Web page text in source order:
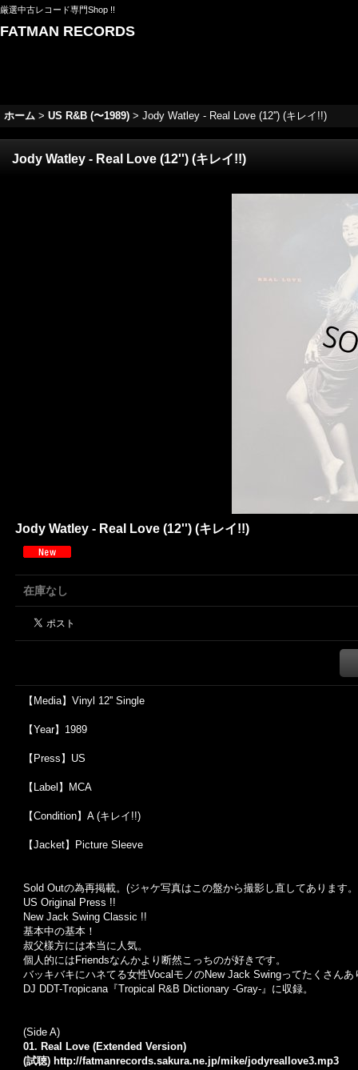
厳選中古レコード専門Shop !!
FATMAN RECORDS
ホーム > US R&B (〜1989) > Jody Watley - Real Love (12'') (キレイ!!)
Jody Watley - Real Love (12'') (キレイ!!)
Jody Watley - Real Love (12'') (キレイ!!)
在庫なし
【Media】Vinyl 12'' Single
【Year】1989
【Press】US
【Label】MCA
【Condition】A (キレイ!!)
【Jacket】Picture Sleeve
Sold Outの為再掲載。(ジャケ写真はこの盤から撮影し直してあります
US Original Press !!
New Jack Swing Classic !!
基本中の基本！
叔父樣方には本当に人気。
個人的にはFriendsなんかより断然こっちのが好きです。
バッキバキにハネてる女性VocalモノのNew Jack Swingってたくさん
DJ DDT-Tropicana『Tropical R&B Dictionary -Gray-』に収録。
(Side A)
01. Real Love (Extended Version)
(試聴) http://fatmanrecords.sakura.ne.jp/mike/jodyreallove3.mp3